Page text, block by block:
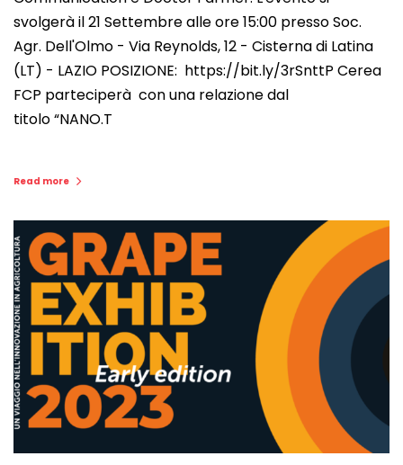
svolgerà il 21 Settembre alle ore 15:00 presso Soc.
Agr. Dell'Olmo - Via Reynolds, 12 - Cisterna di Latina
(LT) - LAZIO POSIZIONE: https://bit.ly/3rSnttP Cerea
FCP parteciperà con una relazione dal
titolo “NANO.T
Read more